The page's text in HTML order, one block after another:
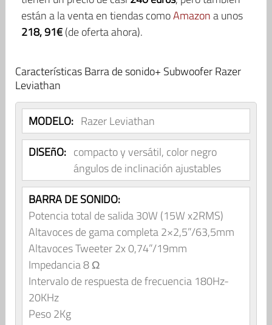
están a la venta en tiendas comoAmazona unos
218, 91€(de oferta ahora).
Características Barra de sonido+ Subwoofer Razer
Leviathan
MODELO: Razer Leviathan
DISEñO: compacto y versátil, color negro
ángulos de inclinación ajustables
BARRA DE SONIDO:
Potencia total de salida 30W (15W x2RMS)
Altavoces de gama completa 2×2,5”/63,5mm
Altavoces Tweeter 2x 0,74”/19mm
Impedancia 8 Ω
Intervalo de respuesta de frecuencia 180Hz-
20KHz
Peso 2Kg